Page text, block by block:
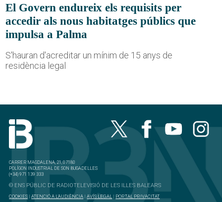
El Govern endureix els requisits per
accedir als nous habitatges públics que
impulsa a Palma
S'hauran d'acreditar un mínim de 15 anys de
residència legal
CARRER MAGDALENA, 21, 07180
POLÍGON INDUSTRIAL DE SON BUGADELLES
(+34) 971 139 333
© ENS PÚBLIC DE RADIOTELEVISIÓ DE LES ILLES BALEARS
COOKIES |ATENCIÓ A L'AUDIÈNCIA |AVÍS LEGAL | PORTAL PRIVACITAT